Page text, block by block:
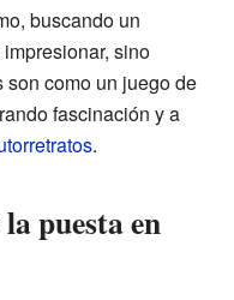
buscando un
sino
son como un juego de
fascinación y a
.
puesta en